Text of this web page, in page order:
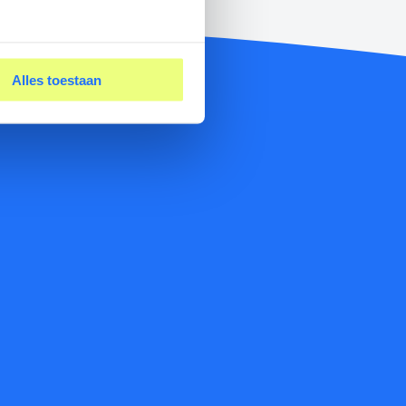
Alles toestaan